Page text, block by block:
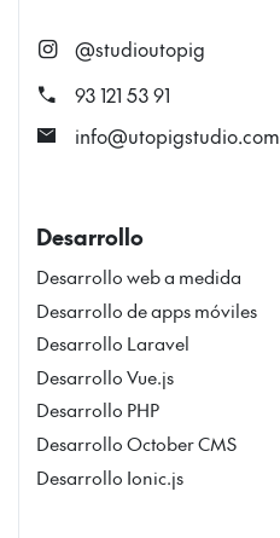
@studioutopig
call
93 121 53 91
mail
info@utopigstudio.com
Desarrollo
Desarrollo web a medida
Desarrollo de apps móviles
Desarrollo Laravel
Desarrollo Vue.js
Desarrollo PHP
Desarrollo October CMS
Desarrollo Ionic.js